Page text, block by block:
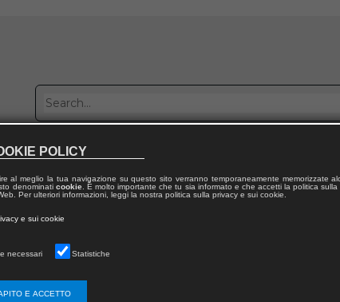
with us
scienza e illuminismo
POLICY
al meglio la tua navigazione su questo sito verranno temporaneamente memorizzate
denominati cookie. È molto importante che tu sia informato e che accetti la politica sulla
Per ulteriori informazioni, leggi la nostra politica sulla privacy e sui cookie.
e sui cookie
necessari Statistiche
E ACCETTO